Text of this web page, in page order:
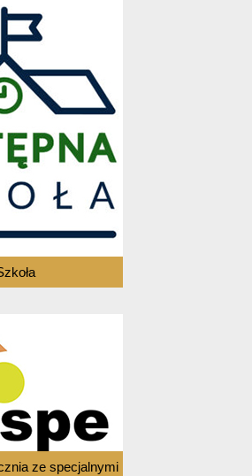
ze specjalnymi